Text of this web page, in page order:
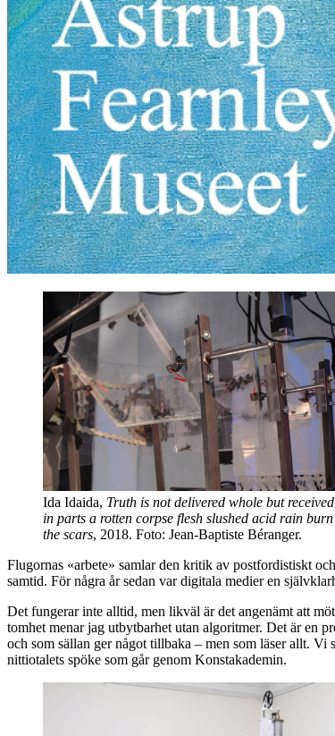
Ida Idaida, Truth is not delivered whole but received
in parts a rotten corpse flesh slushed acid rain burn
the scars, 2018. Foto: Jean-Baptiste Béranger.
Flugornas «arbete» samlar den kritik av postfordistiskt
samtid. För några år sedan var digitala medier en
Det fungerar inte alltid, men likväl är det angenämt att
tomhet menar jag utbytbarhet utan algoritmer. Det är en
och som sällan ger något tillbaka – men som läser allt.
nittiotalets spöke som går genom Konstakademin.